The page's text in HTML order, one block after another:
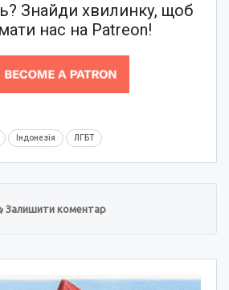
Знайди хвилинку, щоб
нас на Patreon!
Індонезія ЛГБТ
Залишити коментар